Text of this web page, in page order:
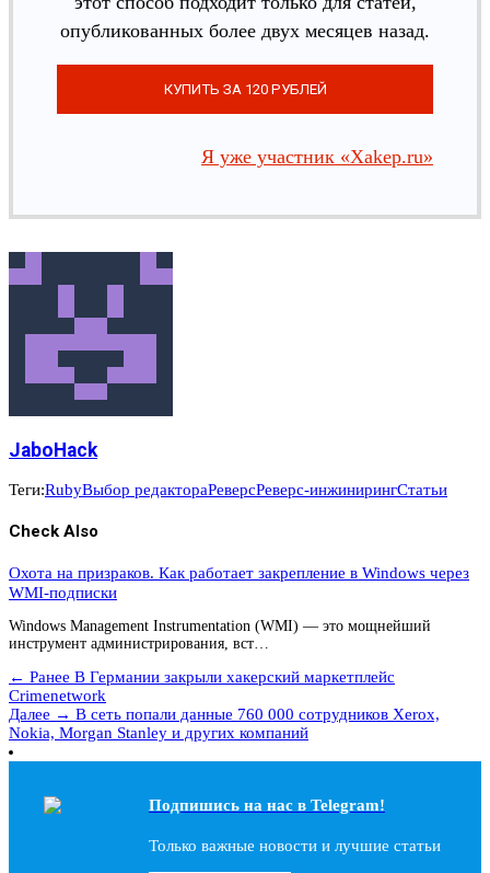
опубликованных более двух месяцев назад.
Я уже участник «Xakep.ru»
JaboHack
Теги:RubyВыбор редактораРеверсРеверс-инжинирингСтатьи
Check Also
Охота на призраков. Как работает закрепление в Windows через
WMI-подписки
Windows Management Instrumentation (WMI) — это мощнейший
инструмент администрирования, вст…
← Ранее В Германии закрыли хакерский маркетплейс
Crimenetwork
Далее → В сеть попали данные 760 000 сотрудников Xerox,
Nokia, Morgan Stanley и других компаний
Подпишись на наc в Telegram!
Только важные новости и лучшие статьи